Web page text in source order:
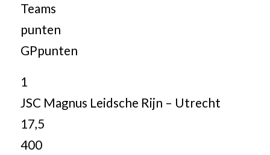
Teams
punten
GPpunten
1
JSC Magnus Leidsche Rijn – Utrecht
17,5
400